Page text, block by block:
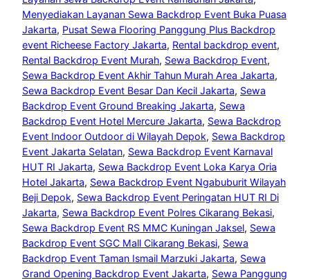
Menyediakan Layanan Sewa Backdrop Event Buka Puasa
Jakarta, Pusat Sewa Flooring Panggung Plus Backdrop
event Richeese Factory Jakarta, Rental backdrop event
Rental Backdrop Event Murah, Sewa Backdrop Event
Sewa Backdrop Event Akhir Tahun Murah Area Jakarta
Sewa Backdrop Event Besar Dan Kecil Jakarta, Sewa
Backdrop Event Ground Breaking Jakarta, Sewa
Backdrop Event Hotel Mercure Jakarta, Sewa Backdrop
Event Indoor Outdoor di Wilayah Depok, Sewa Backdrop
Event Jakarta Selatan, Sewa Backdrop Event Karnaval
HUT RI Jakarta, Sewa Backdrop Event Loka Karya Oria
Hotel Jakarta, Sewa Backdrop Event Ngabuburit Wilayah
Beji Depok, Sewa Backdrop Event Peringatan HUT RI Di
Jakarta, Sewa Backdrop Event Polres Cikarang Bekasi
Sewa Backdrop Event RS MMC Kuningan Jaksel, Sewa
Backdrop Event SGC Mall Cikarang Bekasi, Sewa
Backdrop Event Taman Ismail Marzuki Jakarta, Sewa
Grand Opening Backdrop Event Jakarta, Sewa Panggung